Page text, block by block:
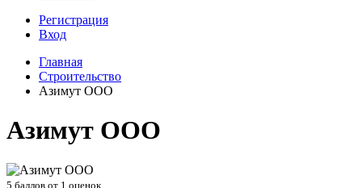
Регистрация
Вход
Главная
Строительство
Азимут ООО
Азимут ООО
5 баллов от 1 оценок